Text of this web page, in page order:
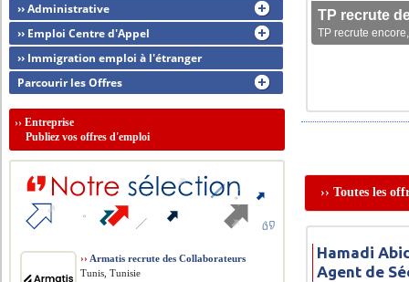
TP recrute
TP recrute
›› Toutes les
Hamadi
Agent de
›› Administrative
›› Emploi Centre d'Appel
›› Immigration emploi à l'étranger
Parcourir les Offres
››Entreprise
Publiez vos offres d'emploi
›› Armatis recrute des Collaborateurs
Tunis, Tunisie